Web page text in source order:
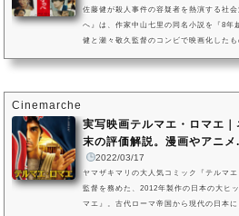
佐藤健が殺人事件の容疑者を熱演する社
へ』は、作家中山七里の同名小説を『8
健と瀬々敬久監督のコンビで映画化した
Cinemarche
実写映画テルマエ・ロマエ
末の評価解説。漫画やアニメ
2022/03/17
ヤマザキマリの大人気コミック『テルマ
監督を務めた、2012年製作の日本の大ヒ
マエ』。古代ローマ帝国から現代の日本